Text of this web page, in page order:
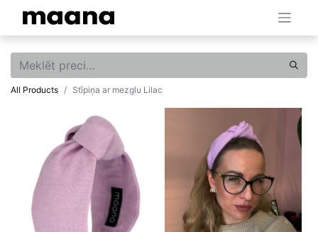
All Products Stīpiņa ar mezglu Lilac